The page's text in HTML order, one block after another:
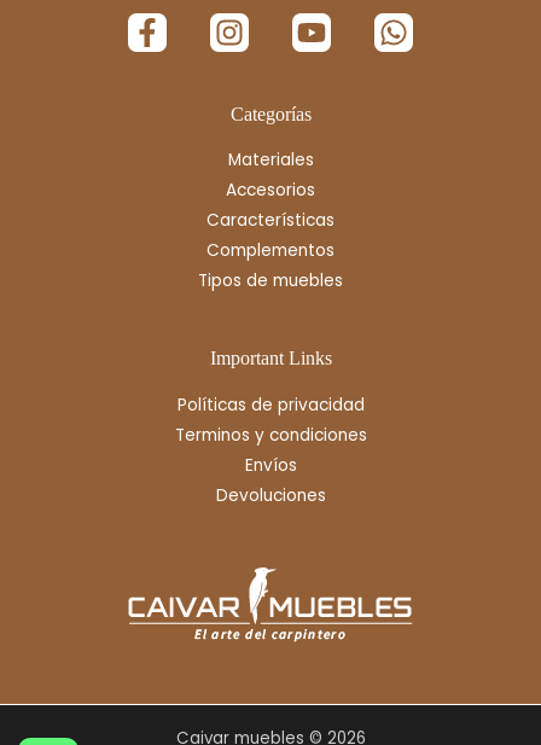
Categorías
Materiales
Accesorios
Características
Complementos
Tipos de muebles
Important Links
Políticas de privacidad
Terminos y condiciones
Envíos
Devoluciones
Caivar muebles © 2026